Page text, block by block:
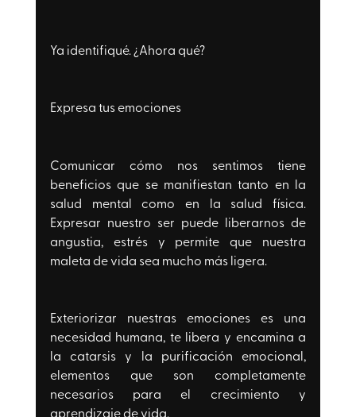
Ya identifiqué. ¿Ahora qué?
Expresa tus emociones
Comunicar cómo nos sentimos tiene
beneficios que se manifiestan tanto en la
salud mental como en la salud física.
Expresar nuestro ser puede liberarnos de
angustia, estrés y permite que nuestra
maleta de vida sea mucho más ligera.
Exteriorizar nuestras emociones es una
necesidad humana, te libera y encamina a
la catarsis y la purificación emocional,
elementos que son completamente
necesarios para el crecimiento y
aprendizaje de vida.